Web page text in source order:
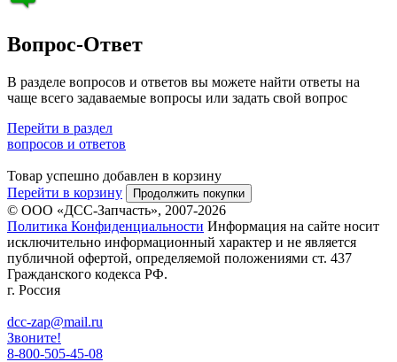
Вопрос-Ответ
В разделе вопросов и ответов вы можете найти ответы на
чаще всего задаваемые вопросы или задать свой вопрос
Перейти в раздел
вопросов и ответов
Товар успешно добавлен в корзину
Перейти в корзину
Продолжить покупки
© ООО «ДСС-Запчасть», 2007-2026
Политика Конфиденциальности Информация на сайте носит
исключительно информационный характер и не является
публичной офертой, определяемой положениями ст. 437
Гражданского кодекса РФ.
г. Россия
dcc-zap@mail.ru
Звоните!
8-800-505-45-08